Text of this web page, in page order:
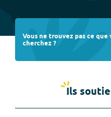
Vous ne trouvez pas ce que
cherchez ?
Ils